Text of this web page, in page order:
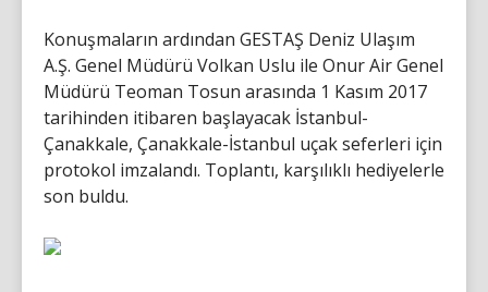
Konuşmaların ardından GESTAŞ Deniz Ulaşım
A.Ş. Genel Müdürü Volkan Uslu ile Onur Air Genel
Müdürü Teoman Tosun arasında 1 Kasım 2017
tarihinden itibaren başlayacak İstanbul-
Çanakkale, Çanakkale-İstanbul uçak seferleri için
protokol imzalandı. Toplantı, karşılıklı hediyelerle
son buldu.